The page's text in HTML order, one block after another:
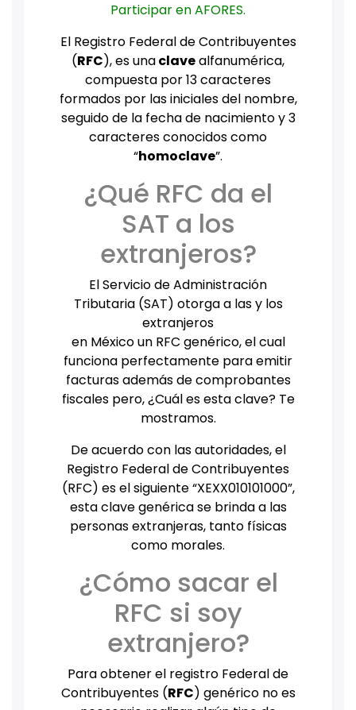
Participar en AFORES.
El Registro Federal de Contribuyentes
(RFC), es unaclavealfanumérica,
compuesta por 13 caracteres
formados por las iniciales del nombre,
seguido de la fecha de nacimiento y 3
caracteres conocidos como
“homoclave”.
¿Qué RFC da el
SAT a los
extranjeros?
El Servicio de Administración
Tributaria (SAT) otorga a las y los
extranjeros
en México un RFC genérico, el cual
funciona perfectamente para emitir
facturas además de comprobantes
fiscales pero, ¿Cuál es esta clave? Te
mostramos.
De acuerdo con las autoridades, el
Registro Federal de Contribuyentes
(RFC) es el siguiente “XEXX010101000”,
esta clave genérica se brinda a las
personas extranjeras, tanto físicas
como morales.
¿Cómo sacar el
RFC si soy
extranjero?
Para obtener el registro Federal de
Contribuyentes (RFC) genérico no es